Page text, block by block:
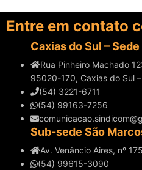
Entre em contato
Caxias do Sul – Sede
Rua Pinheiro Machado
95020-170, Caxias do Sul –
(54) 3221-6711
(54) 99163-7256
Sub-sede São
Av. Venâncio Aires, nº
(54) 99615-3090